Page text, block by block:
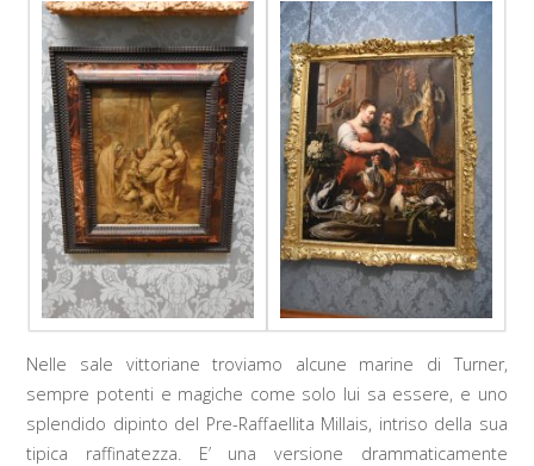
Nelle sale vittoriane troviamo alcune marine di Turner,
sempre potenti e magiche come solo lui sa essere, e uno
splendido dipinto del Pre-Raffaellita Millais, intriso della sua
tipica raffinatezza. E’ una versione drammaticamente